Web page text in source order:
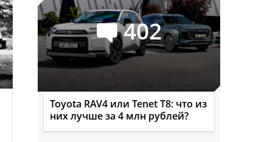
402
Toyota RAV4 или Tenet T8: что из
них лучше за 4 млн рублей?